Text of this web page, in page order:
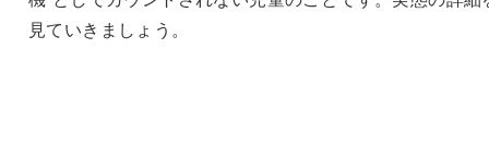
見ていきましょう。